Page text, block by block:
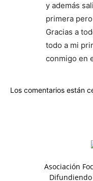
y además
primera
Gracias a
todo a mi
conmigo en
Los comentarios están
Asociación